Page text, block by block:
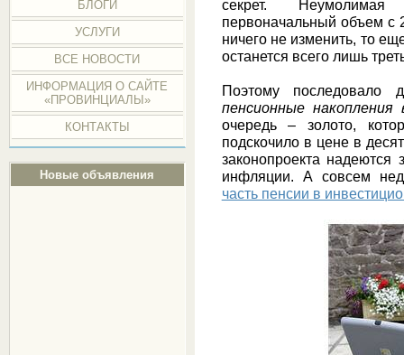
БЛОГИ
УСЛУГИ
ВСЕ НОВОСТИ
ИНФОРМАЦИЯ О САЙТЕ
«ПРОВИНЦИАЛЫ»
КОНТАКТЫ
Новые объявления
секрет. Неумолимая
первоначальный объем с
ничего не изменить, то
останется всего лишь
Поэтому последовало
пенсионные
очередь – золото,
подскочило в цене в
законопроекта надеются
инфляции. А совсем
часть пенсии в